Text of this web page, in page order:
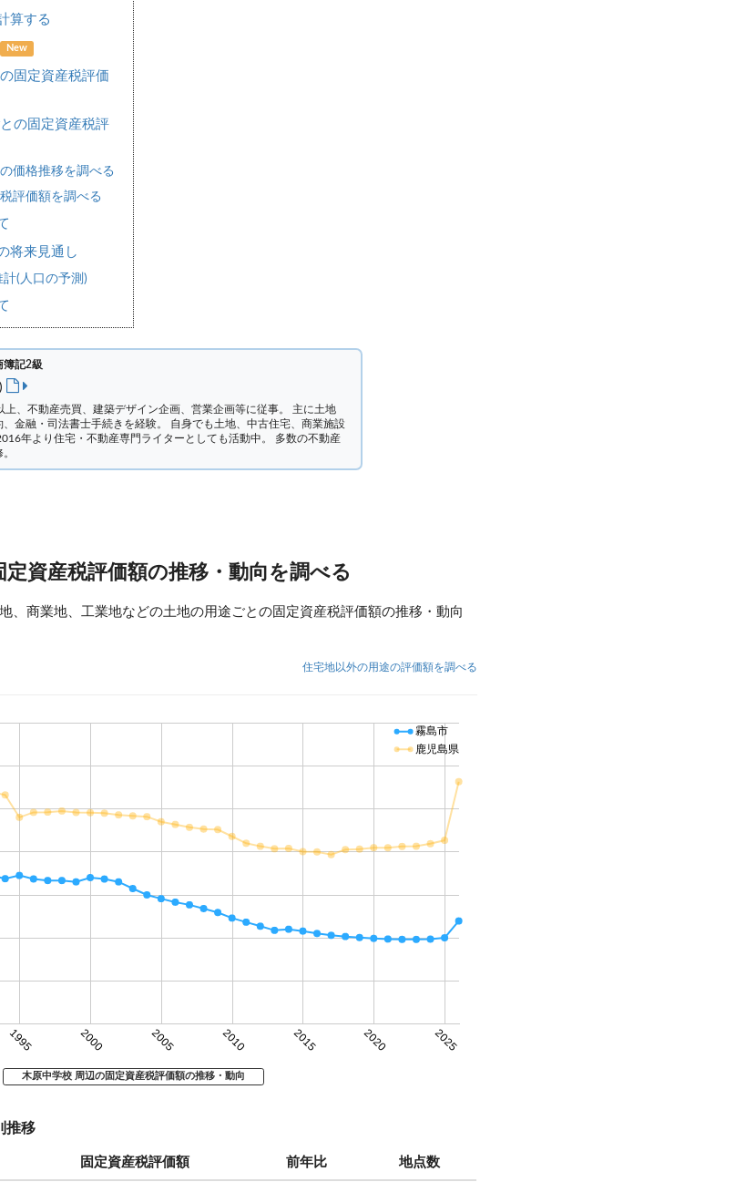
算する
New
固定資産税評価
の固定資産税評
価格推移を調べる
評価額を調べる
将来見通し
(人口の予測)
簿記2級
上、不動産売買、建築デザイン企画、営業企画等に従事。 主に土地
金融・司法書士手続きを経験。 自身でも土地、中古住宅、商業施設
年より住宅・不動産専門ライターとしても活動中。 多数の不動産
資産税評価額の推移・動向を調べる
、商業地、工業地などの土地の用途ごとの固定資産税評価額の推移・動向
住宅地以外の用途の評価額を調べる
1995 2000 2005 2010 2015 2020 2025
霧島市
鹿児島県
木原中学校 周辺の固定資産税評価額の推移・動向
推移
固定資産税評価額 前年比 地点数